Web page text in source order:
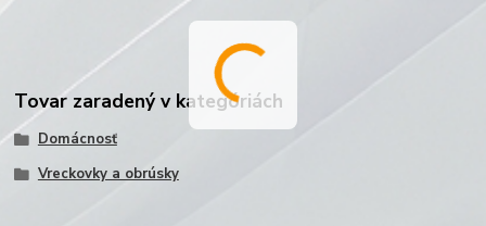
Tovar zaradený v kategóriách
Domácnosť
Vreckovky a obrúsky